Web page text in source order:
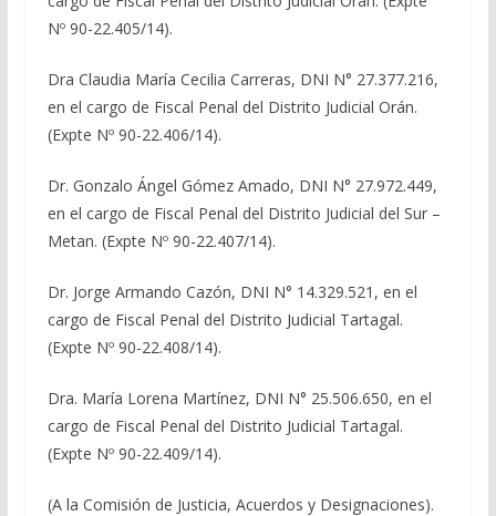
Nº 90-22.405/14).
Dra Claudia María Cecilia Carreras, DNI N° 27.377.216,
en el cargo de Fiscal Penal del Distrito Judicial Orán.
(Expte Nº 90-22.406/14).
Dr. Gonzalo Ángel Gómez Amado, DNI N° 27.972.449,
en el cargo de Fiscal Penal del Distrito Judicial del Sur –
Metan. (Expte Nº 90-22.407/14).
Dr. Jorge Armando Cazón, DNI N° 14.329.521, en el
cargo de Fiscal Penal del Distrito Judicial Tartagal.
(Expte Nº 90-22.408/14).
Dra. María Lorena Martínez, DNI N° 25.506.650, en el
cargo de Fiscal Penal del Distrito Judicial Tartagal.
(Expte Nº 90-22.409/14).
(A la Comisión de Justicia, Acuerdos y Designaciones).